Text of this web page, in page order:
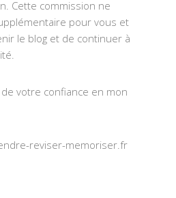
Cette commission ne
pour vous et
le blog et de continuer à
votre confiance en mon
reviser-memoriser.fr